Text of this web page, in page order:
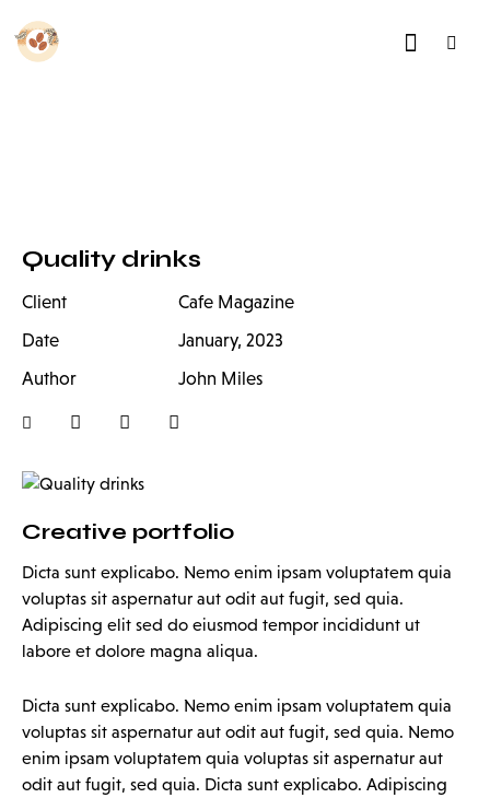
Quality drinks
Client
Cafe Magazine
Date
January, 2023
Author
John Miles
Creative portfolio
Dicta sunt explicabo. Nemo enim ipsam voluptatem quia
voluptas sit aspernatur aut odit aut fugit, sed quia.
Adipiscing elit sed do eiusmod tempor incididunt ut
labore et dolore magna aliqua.
Dicta sunt explicabo. Nemo enim ipsam voluptatem quia
voluptas sit aspernatur aut odit aut fugit, sed quia. Nemo
enim ipsam voluptatem quia voluptas sit aspernatur aut
odit aut fugit, sed quia. Dicta sunt explicabo. Adipiscing